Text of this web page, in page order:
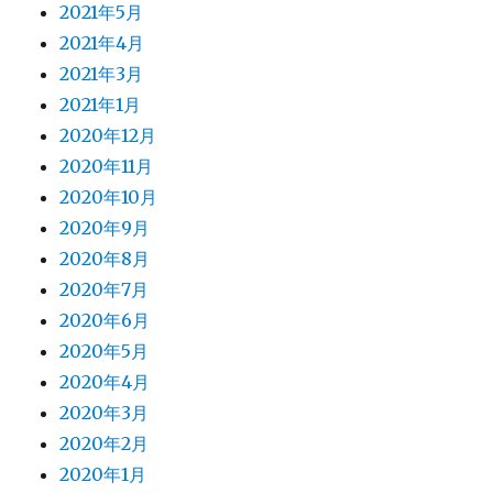
2021年5月
2021年4月
2021年3月
2021年1月
2020年12月
2020年11月
2020年10月
2020年9月
2020年8月
2020年7月
2020年6月
2020年5月
2020年4月
2020年3月
2020年2月
2020年1月